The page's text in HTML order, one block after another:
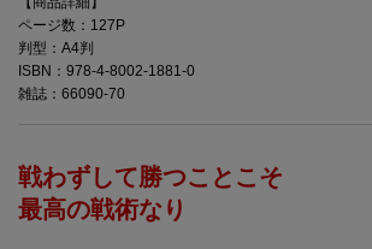
ページ数：127P
判型：A4判
ISBN：978-4-8002-1881-0
雑誌：66090-70
戦わずして勝つことこそ
最高の戦術なり